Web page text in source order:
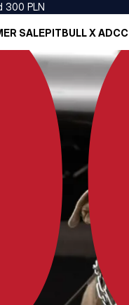
300 PLN
SALEPITBULL X ADCC